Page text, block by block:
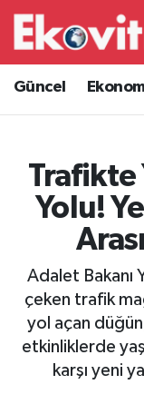
Güncel
Trafikte
Yolu!
Adalet Bakanı
çeken trafik
yol açan
etkinliklerde
karşı yeni
Güncel
Ekonomi
Borsa
İş Dünyası
Lojistik
Otovitrin
Asayiş
Hava
Trafik
Süper Lig
Tüm
Son Dakika
Haber Arşivi